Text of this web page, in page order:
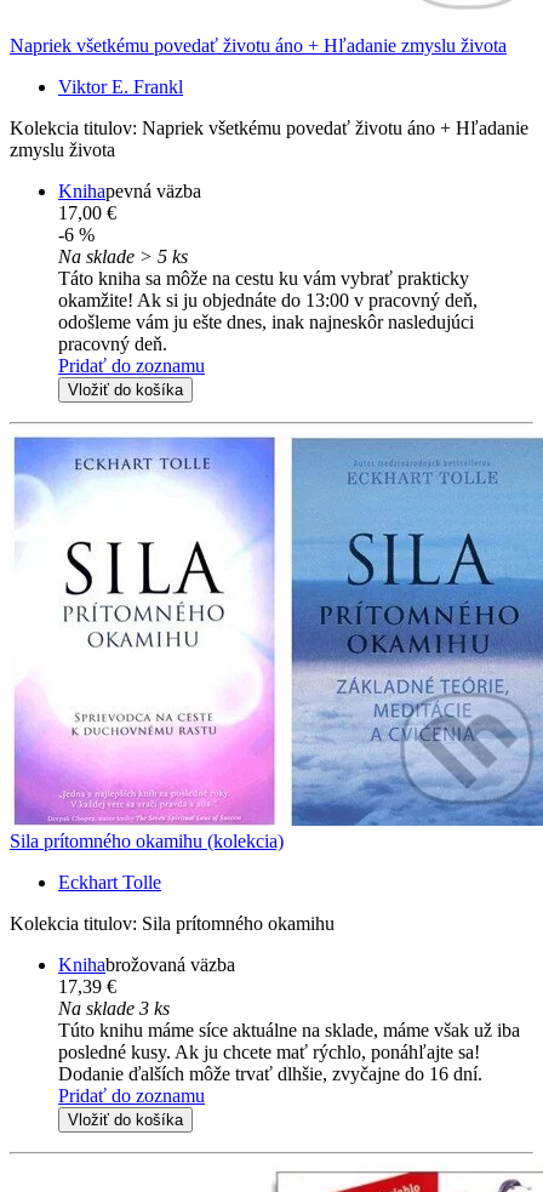
Napriek všetkému povedať životu áno + Hľadanie zmyslu života
Viktor E. Frankl
Kolekcia titulov: Napriek všetkému povedať životu áno + Hľadanie
zmyslu života
Knihapevná väzba
17,00 €
-6 %
Na sklade > 5 ks
Táto kniha sa môže na cestu ku vám vybrať prakticky
okamžite! Ak si ju objednáte do 13:00 v pracovný deň,
odošleme vám ju ešte dnes, inak najneskôr nasledujúci
pracovný deň.
Pridať do zoznamu
Vložiť do košíka
Sila prítomného okamihu (kolekcia)
Eckhart Tolle
Kolekcia titulov: Sila prítomného okamihu
Knihabrožovaná väzba
17,39 €
Na sklade 3 ks
Túto knihu máme síce aktuálne na sklade, máme však už iba
posledné kusy. Ak ju chcete mať rýchlo, ponáhľajte sa!
Dodanie ďalších môže trvať dlhšie, zvyčajne do 16 dní.
Pridať do zoznamu
Vložiť do košíka